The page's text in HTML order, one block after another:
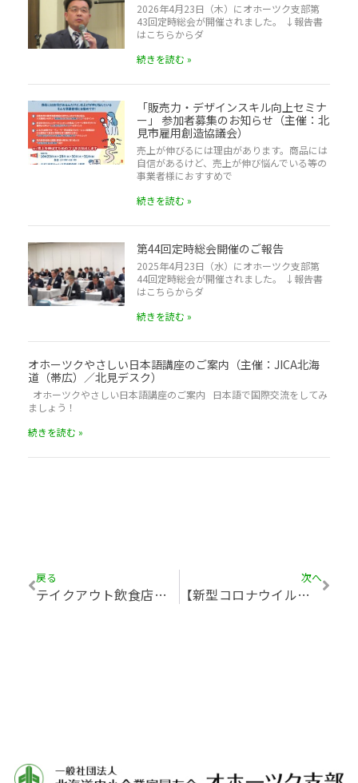
2026年4月23日（木）にオホーツク支部第
43回定時総会が開催されました。 ↓報告書
はこちらからダ
続きを読む »
「販売力・デザインスキル向上セミナ
ー」 参加者募集のお知らせ（主催：北
見市雇用創造協議会）
売上が伸びるには理由があります。商品には
自信があるけど、売上が伸び悩んでいる等の
事業者様におすすめで
続きを読む »
第44回定時総会開催のご報告
2025年4月23日（水）にオホーツク支部第
44回定時総会が開催されました。 ↓報告書
はこちらからダ
続きを読む »
オホーツクやさしい日本語講座のご案内（主催：JICA北海
道（帯広）／北見デスク）
オホーツクやさしい日本語講座のご案内 日本語で国際交流をしてみ
ましょう！
続きを読む »
戻る
テイクアウト飲食店⑤『べんとう家 ごはんごはん（北見市内）』
次へ
【新型コロナウイルス関連（影響を受けている下請事業者との取引について、一層の配慮を親事業者に要請）】